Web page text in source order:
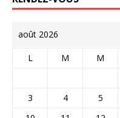
août 2026
L M M
3
4 5